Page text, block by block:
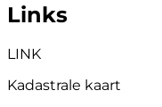
Links
LINK
Kadastrale kaart